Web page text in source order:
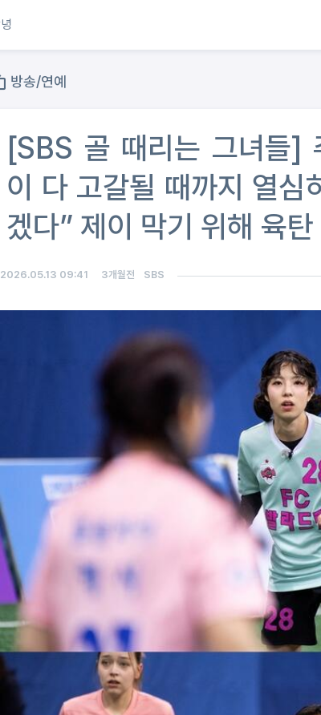
방송/연예
[SBS 골 때리는 그녀들]
이 다 고갈될 때까지 열심
겠다” 제이 막기 위해 육
2026.05.13 09:41 3개월전 SBS